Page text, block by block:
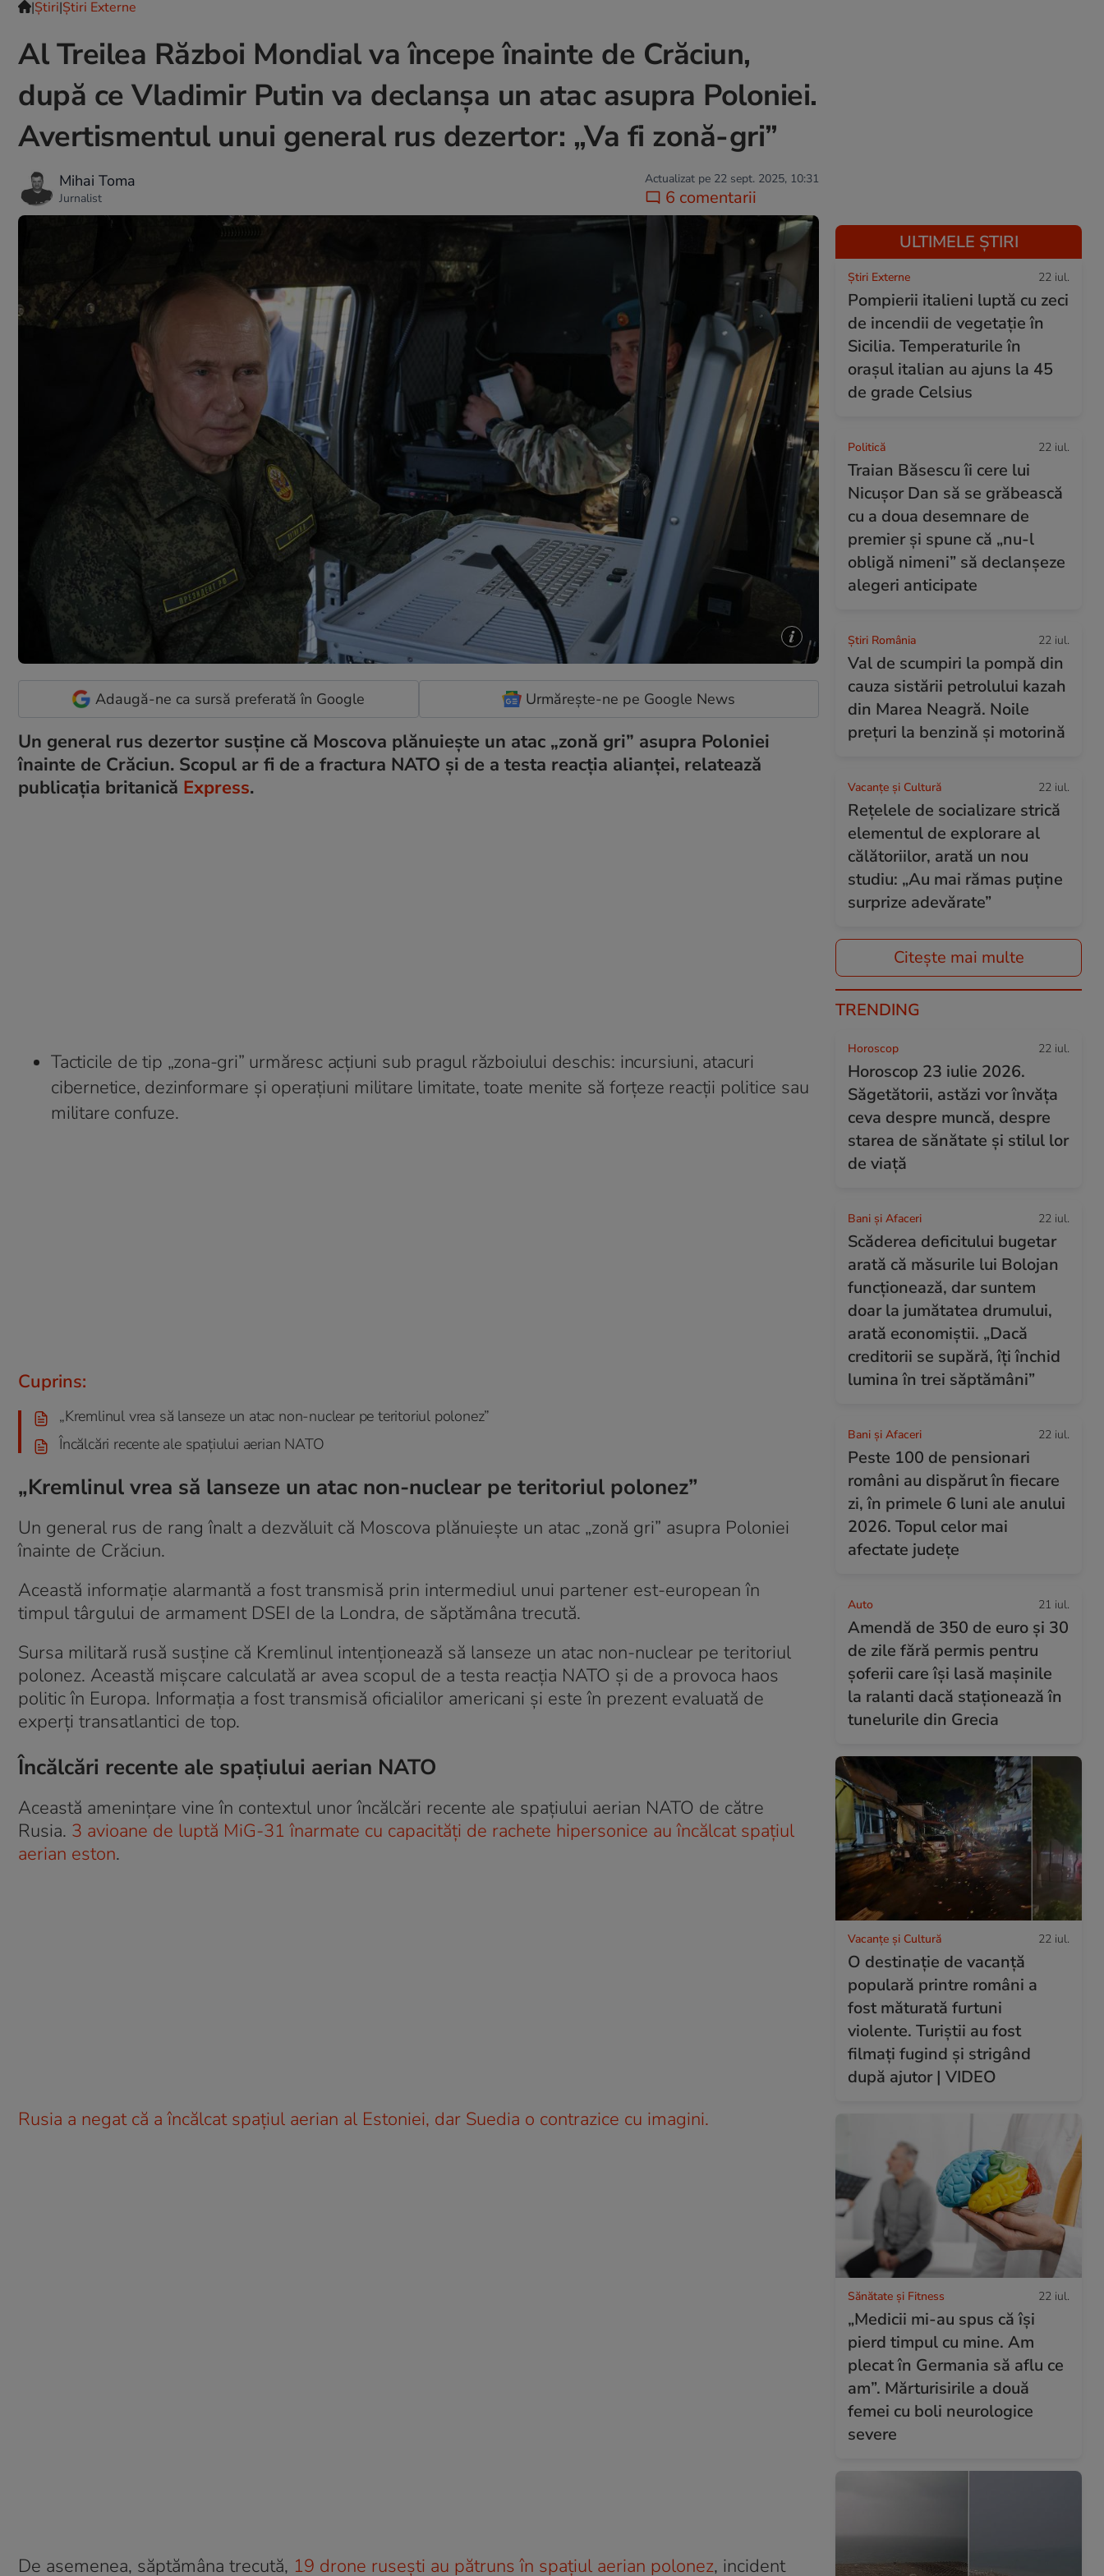
|Ştiri|Știri Externe
Al Treilea Război Mondial va începe înainte de Crăciun,
după ce Vladimir Putin va declanșa un atac asupra Poloniei.
Avertismentul unui general rus dezertor: „Va fi zonă-gri”
Mihai Toma
Jurnalist
Actualizat pe 22 sept. 2025, 10:31
6 comentarii
Adaugă-ne ca sursă preferată în Google Urmărește-ne pe Google News
Un general rus dezertor susține că Moscova plănuiește un atac „zonă gri” asupra Poloniei
înainte de Crăciun. Scopul ar fi de a fractura NATO și de a testa reacția alianței, relatează
publicația britanică Express.
Tacticile de tip „zona-gri” urmăresc acțiuni sub pragul războiului deschis: incursiuni, atacuri
cibernetice, dezinformare și operațiuni militare limitate, toate menite să forțeze reacții politice sau
militare confuze.
Cuprins:
„Kremlinul vrea să lanseze un atac non-nuclear pe teritoriul polonez”
Încălcări recente ale spațiului aerian NATO
„Kremlinul vrea să lanseze un atac non-nuclear pe teritoriul polonez”
Un general rus de rang înalt a dezvăluit că Moscova plănuiește un atac „zonă gri” asupra Poloniei
înainte de Crăciun.
Această informație alarmantă a fost transmisă prin intermediul unui partener est-european în
timpul târgului de armament DSEI de la Londra, de săptămâna trecută.
Sursa militară rusă susține că Kremlinul intenționează să lanseze un atac non-nuclear pe teritoriul
polonez. Această mișcare calculată ar avea scopul de a testa reacția NATO și de a provoca haos
politic în Europa. Informația a fost transmisă oficialilor americani și este în prezent evaluată de
experți transatlantici de top.
Încălcări recente ale spațiului aerian NATO
Această amenințare vine în contextul unor încălcări recente ale spațiului aerian NATO de către
Rusia. 3 avioane de luptă MiG-31 înarmate cu capacități de rachete hipersonice au încălcat spațiul
aerian eston.
Rusia a negat că a încălcat spațiul aerian al Estoniei, dar Suedia o contrazice cu imagini.
De asemenea, săptămâna trecută, 19 drone rusești au pătruns în spațiul aerian polonez, incident
ULTIMELE ȘTIRI
Știri Externe 22 iul.
Pompierii italieni luptă cu zeci
de incendii de vegetație în
Sicilia. Temperaturile în
orașul italian au ajuns la 45
de grade Celsius
Politică 22 iul.
Traian Băsescu îi cere lui
Nicușor Dan să se grăbească
cu a doua desemnare de
premier și spune că „nu-l
obligă nimeni” să declanșeze
alegeri anticipate
Știri România 22 iul.
Val de scumpiri la pompă din
cauza sistării petrolului kazah
din Marea Neagră. Noile
prețuri la benzină și motorină
Vacanțe și Cultură 22 iul.
Rețelele de socializare strică
elementul de explorare al
călătoriilor, arată un nou
studiu: „Au mai rămas puține
surprize adevărate”
Citește mai multe
TRENDING
Horoscop 22 iul.
Horoscop 23 iulie 2026.
Săgetătorii, astăzi vor învăța
ceva despre muncă, despre
starea de sănătate și stilul lor
de viață
Bani și Afaceri 22 iul.
Scăderea deficitului bugetar
arată că măsurile lui Bolojan
funcționează, dar suntem
doar la jumătatea drumului,
arată economiștii. „Dacă
creditorii se supără, îți închid
lumina în trei săptămâni”
Bani și Afaceri 22 iul.
Peste 100 de pensionari
români au dispărut în fiecare
zi, în primele 6 luni ale anului
2026. Topul celor mai
afectate județe
Auto 21 iul.
Amendă de 350 de euro și 30
de zile fără permis pentru
șoferii care își lasă mașinile
la ralanti dacă staționează în
tunelurile din Grecia
Vacanțe și Cultură 22 iul.
O destinație de vacanță
populară printre români a
fost măturată furtuni
violente. Turiștii au fost
filmați fugind și strigând
după ajutor | VIDEO
Sănătate și Fitness 22 iul.
„Medicii mi-au spus că își
pierd timpul cu mine. Am
plecat în Germania să aflu ce
am”. Mărturisirile a două
femei cu boli neurologice
severe